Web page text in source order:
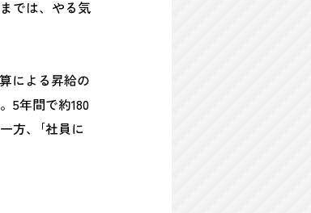
では、やる気
による昇給の
5年間で約180
方、｢社員に